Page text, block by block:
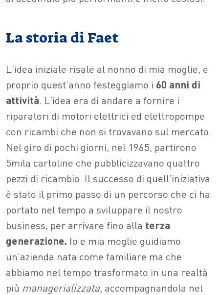
La storia di Faet
L’idea iniziale risale al nonno di mia moglie, e
proprio quest’anno festeggiamo i 60 anni di
attività. L’idea era di andare a fornire i
riparatori di motori elettrici ed elettropompe
con ricambi che non si trovavano sul mercato.
Nel giro di pochi giorni, nel 1965, partirono
5mila cartoline che pubblicizzavano quattro
pezzi di ricambio. Il successo di quell’iniziativa
è stato il primo passo di un percorso che ci ha
portato nel tempo a sviluppare il nostro
business, per arrivare fino alla terza
generazione. Io e mia moglie guidiamo
un’azienda nata come familiare ma che
abbiamo nel tempo trasformato in una realtà
più managerializzata, accompagnandola nel